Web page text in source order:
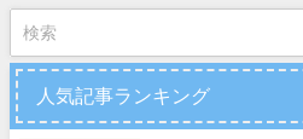
人気記事ランキング